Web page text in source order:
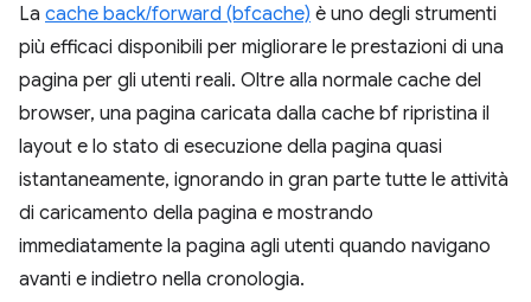
La cache back/forward (bfcache) è uno degli strumenti
più efficaci disponibili per migliorare le prestazioni di una
pagina per gli utenti reali. Oltre alla normale cache del
browser, una pagina caricata dalla cache bf ripristina il
layout e lo stato di esecuzione della pagina quasi
istantaneamente, ignorando in gran parte tutte le attività
di caricamento della pagina e mostrando
immediatamente la pagina agli utenti quando navigano
avanti e indietro nella cronologia.